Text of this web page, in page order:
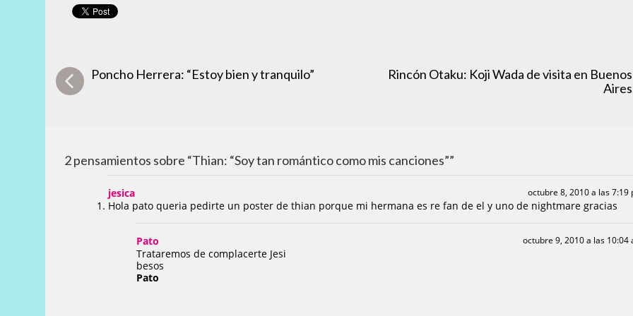
Poncho Herrera: “Estoy bien y tranquilo”
Rincón Otaku: Koji Wada de visita en Buenos
Aires
2 pensamientos sobre “Thian: “Soy tan romántico como mis canciones””
jesica octubre 8, 2010 a las 7:19
Hola pato queria pedirte un poster de thian porque mi hermana es re fan de el y uno de nightmare gracias
Pato octubre 9, 2010 a las 10:04
Trataremos de complacerte Jesi
besos
Pato